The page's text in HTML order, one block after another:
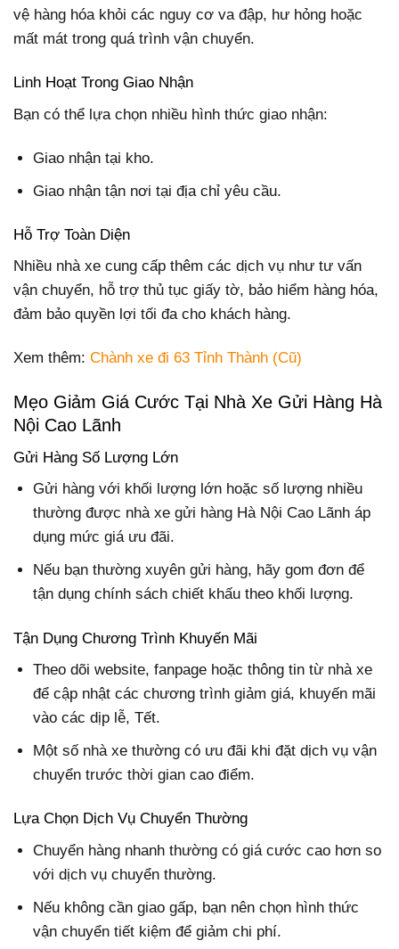
vệ hàng hóa khỏi các nguy cơ va đập, hư hỏng hoặc
mất mát trong quá trình vận chuyển.
Linh Hoạt Trong Giao Nhận
Bạn có thể lựa chọn nhiều hình thức giao nhận:
Giao nhận tại kho.
Giao nhận tận nơi tại địa chỉ yêu cầu.
Hỗ Trợ Toàn Diện
Nhiều nhà xe cung cấp thêm các dịch vụ như tư vấn
vận chuyển, hỗ trợ thủ tục giấy tờ, bảo hiểm hàng hóa,
đảm bảo quyền lợi tối đa cho khách hàng.
Xem thêm: Chành xe đi 63 Tỉnh Thành (Cũ)
Mẹo Giảm Giá Cước Tại Nhà Xe Gửi Hàng Hà
Nội Cao Lãnh
Gửi Hàng Số Lượng Lớn
Gửi hàng với khối lượng lớn hoặc số lượng nhiều
thường được nhà xe gửi hàng Hà Nội Cao Lãnh áp
dụng mức giá ưu đãi.
Nếu bạn thường xuyên gửi hàng, hãy gom đơn để
tận dụng chính sách chiết khấu theo khối lượng.
Tận Dụng Chương Trình Khuyến Mãi
Theo dõi website, fanpage hoặc thông tin từ nhà xe
để cập nhật các chương trình giảm giá, khuyến mãi
vào các dịp lễ, Tết.
Một số nhà xe thường có ưu đãi khi đặt dịch vụ vận
chuyển trước thời gian cao điểm.
Lựa Chọn Dịch Vụ Chuyển Thường
Chuyển hàng nhanh thường có giá cước cao hơn so
với dịch vụ chuyển thường.
Nếu không cần giao gấp, bạn nên chọn hình thức
vận chuyển tiết kiệm để giảm chi phí.